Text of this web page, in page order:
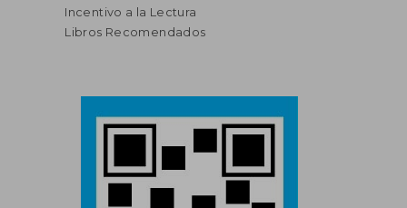
Incentivo a la Lectura
Libros Recomendados